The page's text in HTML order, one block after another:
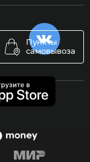
Пункты
самовывоза